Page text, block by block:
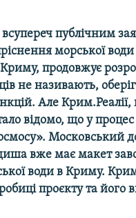
всупереч публічним
морської
продовжує
не називають,
Але Крим.Реалії,
відомо, що у
Московський
вже має макет
води в Криму.
проєкту та його